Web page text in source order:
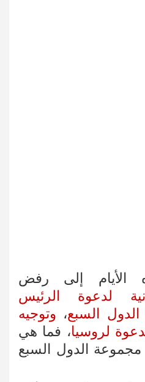
الأيام إلى رفض
لدعوة الرئيس
الدول السبع، وتوجيه
لروسيا، فما هي
مجموعة الدول السبع